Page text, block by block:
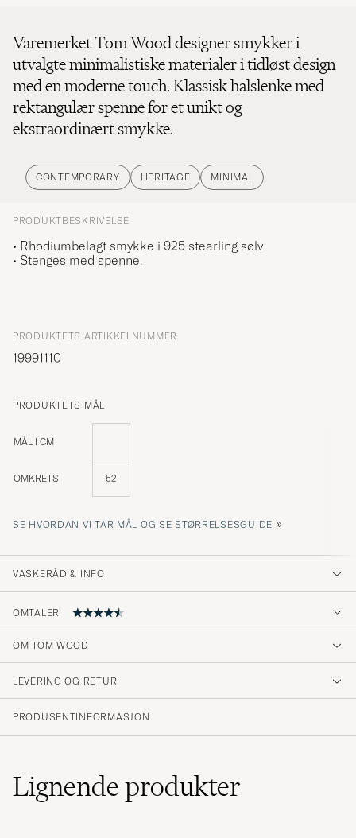
Varemerket Tom Wood designer smykker i
utvalgte minimalistiske materialer i tidløst design
med en moderne touch. Klassisk halslenke med
rektangulær spenne for et unikt og
ekstraordinært smykke.
CONTEMPORARY HERITAGE MINIMAL
PRODUKTBESKRIVELSE
• Rhodiumbelagt smykke i 925 stearling sølv
• Stenges med spenne.
PRODUKTETS ARTIKKELNUMMER
19991110
PRODUKTETS MÅL
MÅL I CM
OMKRETS 52
SE HVORDAN VI TAR MÅL OG SE STØRRELSESGUIDE »
VASKERÅD & INFO
OMTALER
4.8
(5)
(0)
OM TOM WOOD
LEVERING OG RETUR
PRODUSENTINFORMASJON
Lignendeprodukter